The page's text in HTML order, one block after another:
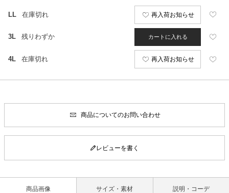
LL 在庫切れ 再入荷お知らせ
3L 残りわずか カートに入れる
4L 在庫切れ 再入荷お知らせ
商品についてのお問い合わせ
レビューを書く
商品画像 サイズ・素材 説明・コーデ